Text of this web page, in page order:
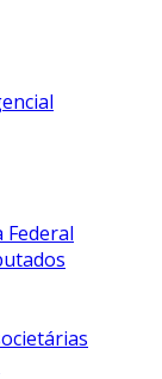
Federal